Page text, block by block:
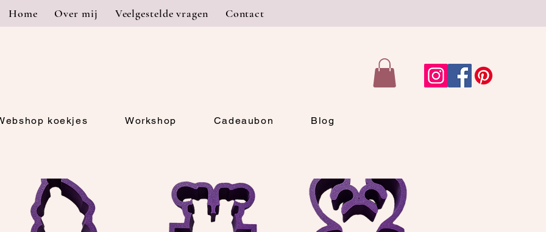
Home Over mij Veelgestelde vragen Contact
koekjes Workshop Cadeaubon Blog